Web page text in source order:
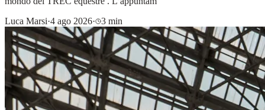
Luca Marsi·4 ago 2026· 3 min